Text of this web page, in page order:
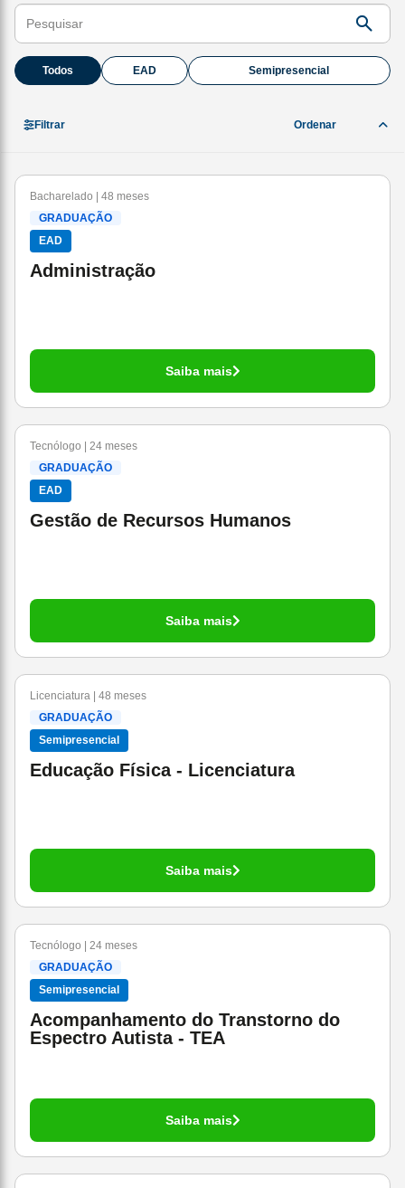
Todos EAD Semipresencial
Filtrar
Bacharelado | 48 meses
GRADUAÇÃO
EAD
Administração
Saiba mais
Tecnólogo | 24 meses
GRADUAÇÃO
EAD
Gestão de Recursos Humanos
Saiba mais
Licenciatura | 48 meses
GRADUAÇÃO
Semipresencial
Educação Física - Licenciatura
Saiba mais
Tecnólogo | 24 meses
GRADUAÇÃO
Semipresencial
Acompanhamento do Transtorno do
Espectro Autista - TEA
Saiba mais